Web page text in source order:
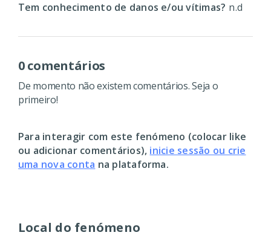
Local do fenómeno
Tem conhecimento de danos e/ou vítimas? n.d
0 comentários
De momento não existem comentários. Seja o
primeiro!
Para interagir com este fenómeno (colocar like
ou adicionar comentários), inicie sessão ou crie
uma nova conta na plataforma.